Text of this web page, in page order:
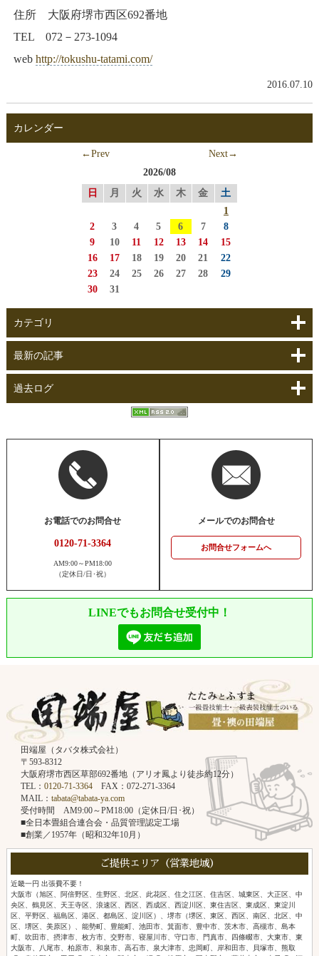
住所 大阪府堺市西区692番地
TEL 072－273-1094
web http://tokushu-tatami.com/
2016.07.10
カレンダー
←Prev
Next→
2026/08
日
月 火 水 木 金
土
1
2
3 4 5 6 7
8
9
10 11 12 13 14
15
16
17 18 19 20 21
22
23
24 25 26 27 28
29
30
31
カテゴリ
最新の記事
過去ログ
お電話でのお問合せ
0120-71-3364
AM9:00～PM18:00
（定休日/日･祝）
メールでのお問合せ
お問合せフォームへ
LINEでもお問合せ受付中！
田端屋（タバタ株式会社）
〒593-8312
大阪府堺市西区草部692番地（アリオ鳳より徒歩約12分）
TEL： 0120-71-3364FAX：072-271-3364
MAIL： tabata@tabata-ya.com
受付時間 AM9:00～PM18:00（定休日/日･祝）
■全日本畳組合連合会・品質管理認定工場
■創業／1957年（昭和32年10月）
ご提供エリア（営業地域）
近畿一円 出張費不要！
大阪市（旭区、阿倍野区、生野区、北区、此花区、住之江区、住吉区、城東区、大正区、中
央区、鶴見区、天王寺区、浪速区、西区、西成区、西淀川区、東住吉区、東成区、東淀川
区、平野区、福島区、港区、都島区、淀川区）、堺市（堺区、東区、西区、南区、北区、中
区、堺区、美原区）、能勢町、豊能町、池田市、箕面市、豊中市、茨木市、高槻市、島本
町、吹田市、摂津市、枚方市、交野市、寝屋川市、守口市、門真市、四條畷市、大東市、東
大阪市、八尾市、柏原市、和泉市、高石市、泉大津市、忠岡町、岸和田市、貝塚市、熊取